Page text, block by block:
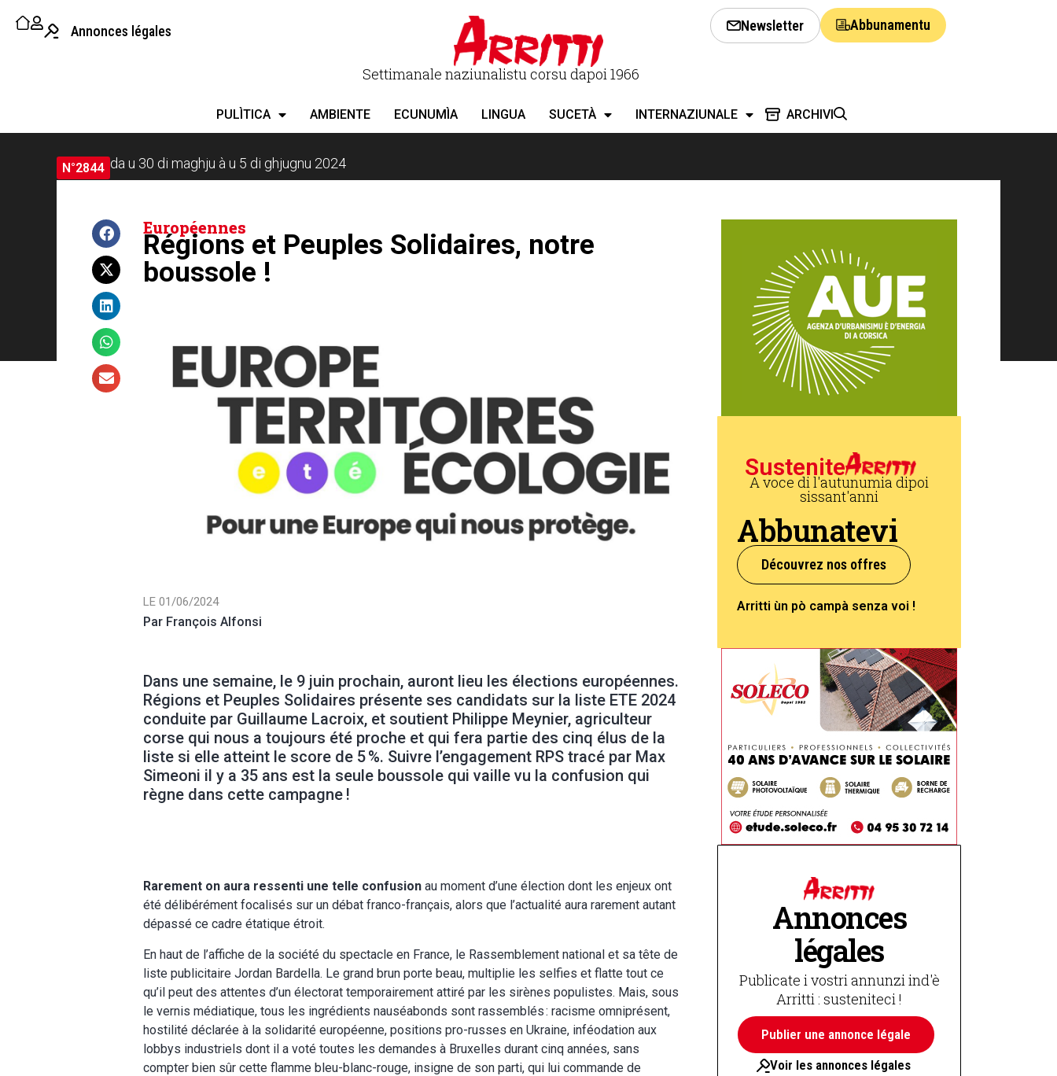
Annonces légales
Settimanale naziunalistu corsu dapoi 1966
Newsletter Abbunamentu
PULÌTICA AMBIENTE ECUNUMÌA LINGUA SUCETÀ INTERNAZIUNALE ARCHIVI
N°2844 da u 30 di maghju à u 5 di ghjugnu 2024
Européennes
Régions et Peuples Solidaires, notre
boussole !
LE 01/06/2024
Par François Alfonsi
Dans une semaine, le 9 juin prochain, auront lieu les élections européennes.
Régions et Peuples Solidaires présente ses candidats sur la liste ETE 2024
conduite par Guillaume Lacroix, et soutient Philippe Meynier, agriculteur
corse qui nous a toujours été proche et qui fera partie des cinq élus de la
liste si elle atteint le score de 5 %. Suivre l’engagement RPS tracé par Max
Simeoni il y a 35 ans est la seule boussole qui vaille vu la confusion qui
règne dans cette campagne !
Rarement on aura ressenti une telle confusion au moment d’une élection dont les enjeux ont
été délibérément focalisés sur un débat franco-français, alors que l’actualité aura rarement autant
dépassé ce cadre étatique étroit.
En haut de l’affiche de la société du spectacle en France, le Rassemblement national et sa tête de
liste publicitaire Jordan Bardella. Le grand brun porte beau, multiplie les selfies et flatte tout ce
qu’il peut des attentes d’un électorat temporairement attiré par les sirènes populistes. Mais, sous
le vernis médiatique, tous les ingrédients nauséabonds sont rassemblés : racisme omniprésent,
hostilité déclarée à la solidarité européenne, positions pro-russes en Ukraine, inféodation aux
lobbys industriels dont il a voté toutes les demandes à Bruxelles durant cinq années, sans
compter bien sûr cette flamme bleu-blanc-rouge, insigne de son parti, qui lui commande de
Sustenite
A voce di l'autunumia dipoi
sissant'anni
Abbunatevi
Découvrez nos offres
Arritti ùn pò campà senza voi !
Annonces
légales
Publicate i vostri annunzi ind'è
Arritti : susteniteci !
Publier une annonce légale
Voir les annonces légales